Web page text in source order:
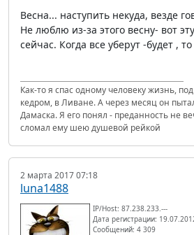
Весна... наступить некуда, везде
Не люблю из-за этого весну- вот
сейчас. Когда все уберут -будет ,
Как-то я спас одному человеку жизнь,
кедром, в Ливане. А через месяц он
Дамаска. Я его понял - преданность не
сломал ему шею душевой рейкой
2 марта 2017 07:18
luna1488
IP/Host: 87.238.233.---
Дата регистрации:
Сообщений: 4 309